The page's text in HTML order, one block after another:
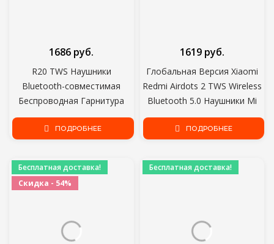
R20 TWS Наушники
Bluetooth-совместимая
Беспроводная Гарнитура
Глубокий Бас Наушники True
Wireless Стерео Наушники С
Наушники
1686 руб.
ПОДРОБНЕЕ
Глобальная Версия Xiaomi
Redmi Airdots 2 TWS Wireless
Bluetooth 5.0 Наушники Mi
True Wireless Earbuds Basic 2
Auto Link TWSEJ061LS
1619 руб.
ПОДРОБНЕЕ
Бесплатная доставка!
Скидка - 54%
Бесплатная доставка!